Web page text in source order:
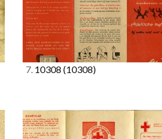
7. 10308 (10308)